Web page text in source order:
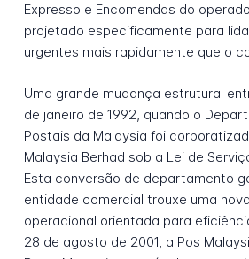
Expresso e Encomendas do
projetado especificamente para
urgentes mais rapidamente que o
Uma grande mudança estrutural
de janeiro de 1992, quando o
Postais da Malaysia foi
Malaysia Berhad sob a Lei de
Esta conversão de departamento
entidade comercial trouxe uma
operacional orientada para
28 de agosto de 2001, a Pos